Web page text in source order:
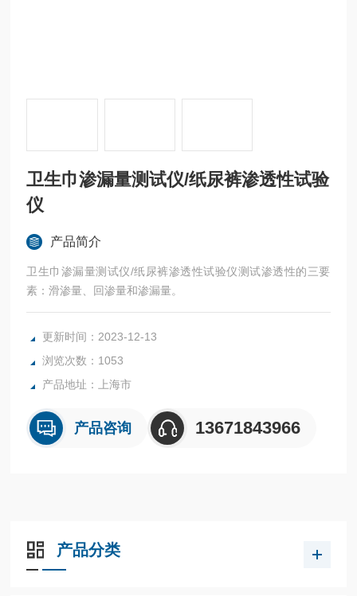
卫生巾渗漏量测试仪/纸尿裤渗透性试验
仪
产品简介
卫生巾渗漏量测试仪/纸尿裤渗透性试验仪测试渗透性的三要
素：滑渗量、回渗量和渗漏量。
更新时间：2023-12-13
浏览次数：1053
产品地址：上海市
产品咨询 13671843966
产品分类